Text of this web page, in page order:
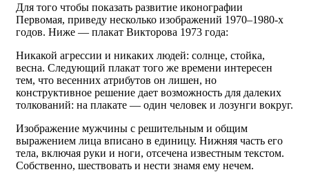
Для того чтобы показать развитие иконографии
Первомая, приведу несколько изображений 1970–1980-х
годов. Ниже — плакат Викторова 1973 года:
Никакой агрессии и никаких людей: солнце, стойка,
весна. Следующий плакат того же времени интересен
тем, что весенних атрибутов он лишен, но
конструктивное решение дает возможность для далеких
толкований: на плакате — один человек и лозунги вокруг.
Изображение мужчины с решительным и общим
выражением лица вписано в единицу. Нижняя часть его
тела, включая руки и ноги, отсечена известным текстом.
Собственно, шествовать и нести знамя ему нечем.